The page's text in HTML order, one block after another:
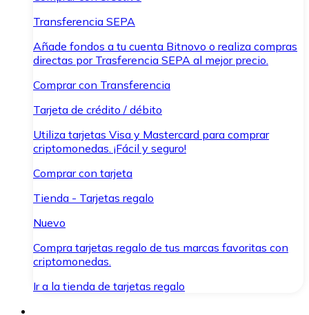
Transferencia SEPA
Añade fondos a tu cuenta Bitnovo o realiza compras
directas por Trasferencia SEPA al mejor precio.
Comprar con Transferencia
Tarjeta de crédito / débito
Utiliza tarjetas Visa y Mastercard para comprar
criptomonedas. ¡Fácil y seguro!
Comprar con tarjeta
Tienda - Tarjetas regalo
Nuevo
Compra tarjetas regalo de tus marcas favoritas con
criptomonedas.
Ir a la tienda de tarjetas regalo